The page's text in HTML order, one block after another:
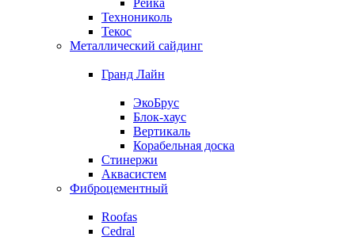
Рейка
Технониколь
Текос
Металлический сайдинг
Гранд Лайн
ЭкоБрус
Блок-хаус
Вертикаль
Корабельная доска
Стинержи
Аквасистем
Фиброцементный
Roofas
Cedral